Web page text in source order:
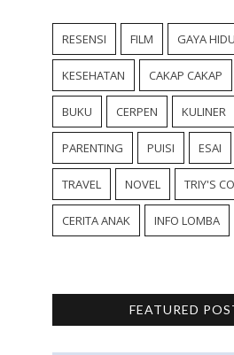
RESENSI FILM GAYA
KESEHATAN CAKAP CAKAP
BUKU CERPEN KULINER
PARENTING PUISI ESAI
TRAVEL NOVEL TRIY'S
CERITA ANAK INFO LOMBA
FEATURED